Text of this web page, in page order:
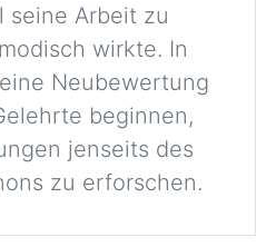
seine Arbeit zu
wirkte. In
Neubewertung
beginnen,
jenseits des
zu erforschen.